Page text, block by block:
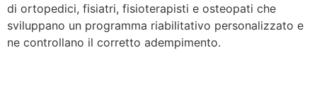
di ortopedici, fisiatri, fisioterapisti e osteopati che
sviluppano un programma riabilitativo personalizzato e
ne controllano il corretto adempimento.